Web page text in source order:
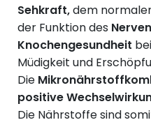
Sehkraft,dem
der Funktion des
Knochengesundheit
Müdigkeit und
Die
positive
Die Nährstoffe sind